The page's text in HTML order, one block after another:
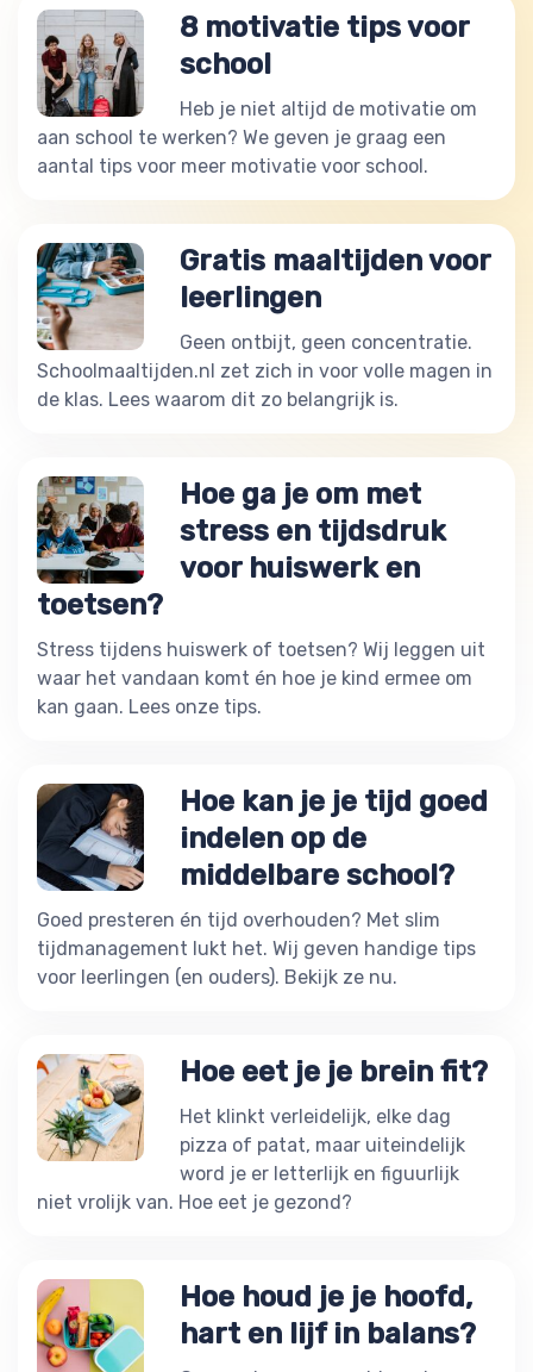
8 motivatie tips voor
school
Heb je niet altijd de motivatie om
aan school te werken? We geven je graag een
aantal tips voor meer motivatie voor school.
Gratis maaltijden voor
leerlingen
Geen ontbijt, geen concentratie.
Schoolmaaltijden.nl zet zich in voor volle magen in
de klas. Lees waarom dit zo belangrijk is.
Hoe ga je om met
stress en tijdsdruk
voor huiswerk en
toetsen?
Stress tijdens huiswerk of toetsen? Wij leggen uit
waar het vandaan komt én hoe je kind ermee om
kan gaan. Lees onze tips.
Hoe kan je je tijd goed
indelen op de
middelbare school?
Goed presteren én tijd overhouden? Met slim
tijdmanagement lukt het. Wij geven handige tips
voor leerlingen (en ouders). Bekijk ze nu.
Hoe eet je je brein fit?
Het klinkt verleidelijk, elke dag
pizza of patat, maar uiteindelijk
word je er letterlijk en figuurlijk
niet vrolijk van. Hoe eet je gezond?
Hoe houd je je hoofd,
hart en lijf in balans?